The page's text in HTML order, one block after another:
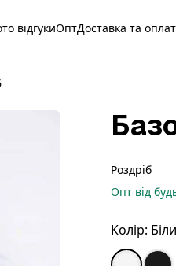
відгукиОптДоставка та
Роздріб
Опт від
Колір: